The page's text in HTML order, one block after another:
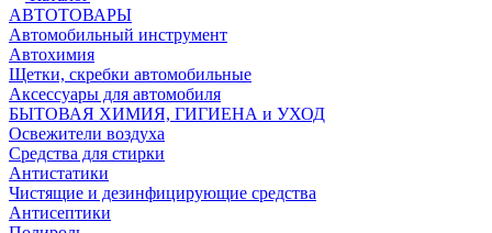
АВТОТОВАРЫ
Автомобильный инструмент
Автохимия
Щетки, скребки автомобильные
Аксессуары для автомобиля
БЫТОВАЯ ХИМИЯ, ГИГИЕНА и УХОД
Освежители воздуха
Средства для стирки
Антистатики
Чистящие и дезинфицирующие средства
Антисептики